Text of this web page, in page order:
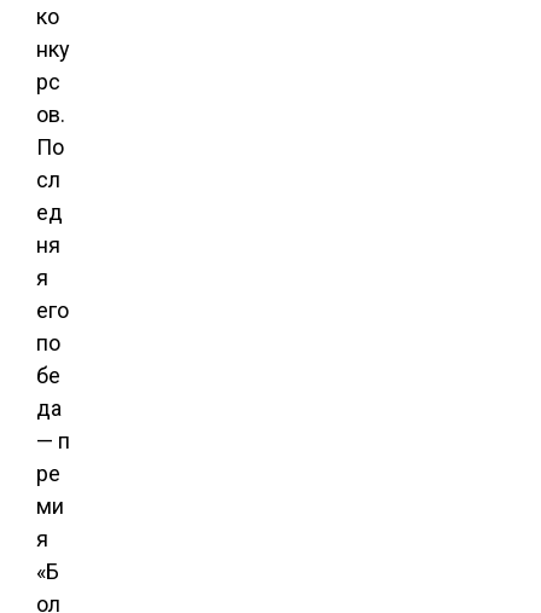
ко
нку
рс
ов.
По
сл
ед
ня
я
его
по
бе
да
— п
ре
ми
я
«Б
ол